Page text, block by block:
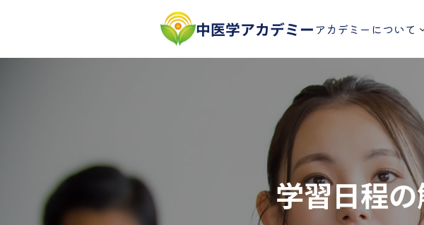
を
中医学アカデミーアカデミーについて
学習日程の